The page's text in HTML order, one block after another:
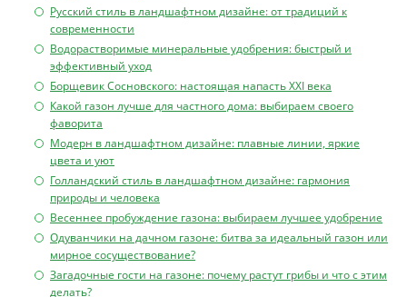
Русский стиль в ландшафтном дизайне: от традиций к
современности
Водорастворимые минеральные удобрения: быстрый и
эффективный уход
Борщевик Сосновского: настоящая напасть XXI века
Какой газон лучше для частного дома: выбираем своего
фаворита
Модерн в ландшафтном дизайне: плавные линии, яркие
цвета и уют
Голландский стиль в ландшафтном дизайне: гармония
природы и человека
Весеннее пробуждение газона: выбираем лучшее удобрение
Одуванчики на дачном газоне: битва за идеальный газон или
мирное сосуществование?
Загадочные гости на газоне: почему растут грибы и что с этим
делать?